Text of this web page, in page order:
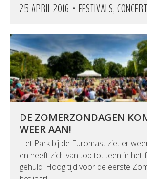
25 APRIL 2016 • FESTIVALS,
DE ZOMERZONDAGEN
WEER AAN!
Het Park bij de Euromast ziet er
en heeft zich van top tot teen in het
gehuld. Hoog tijd voor de eerste